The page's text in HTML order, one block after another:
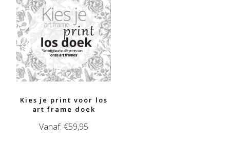
Kies je print voor los
art frame doek
Vanaf:€59,95